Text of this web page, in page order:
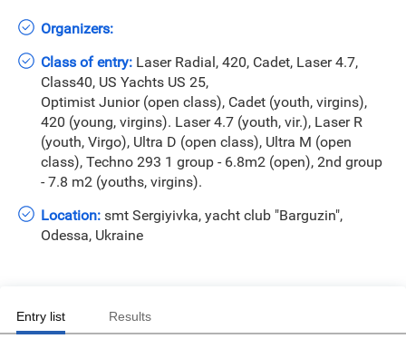
Organizers:
Class of entry: Laser Radial, 420, Cadet, Laser 4.7,
Class40, US Yachts US 25,
Optimist Junior (open class), Cadet (youth, virgins),
420 (young, virgins). Laser 4.7 (youth, vir.), Laser R
(youth, Virgo), Ultra D (open class), Ultra M (open
class), Techno 293 1 group - 6.8m2 (open), 2nd group
- 7.8 m2 (youths, virgins).
Location: smt Sergiyivka, yacht club "Barguzin",
Odessa, Ukraine
Entry list Results